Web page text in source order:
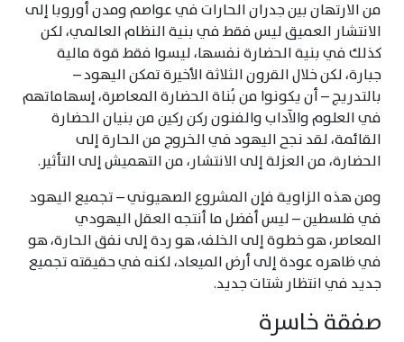
من الارتهان بين جدران الحارات في عواصم ومدن أوروبا إلى
الانتشار العميق ليس فقط في بنية النظام العالمي، لكن
كذلك في بنية الحضارة نفسها، ليسوا فقط قوة مالية
جبارة، لكن خلال القرون الثلاثة الأخيرة تمكن اليهود –
بالتدريج – أن يكونوا من بُناة الحضارة المعاصرة، إسهاماتهم
في العلوم والآداب والفنون ركن ركين من بنيان الحضارة
القائمة، لقد نجح اليهود في الخروج من الحارة إلى
الحضارة، من العزلة إلى الانتشار، من التهميش إلى التأثير.
ومن هذه الزاوية فإن المشروع الصهيوني – تجميع اليهود
في فلسطين – ليس أفضل ما أنتجه العقل اليهودي
المعاصر، هو خطوة إلى الخلف، هو ردة إلى نفق الحارة، هو
في ظاهره عودة إلى أرض الميعاد، لكنه في حقيقته تجميع
جديد في انتظار شتات جديد.
صفقة خاسرة